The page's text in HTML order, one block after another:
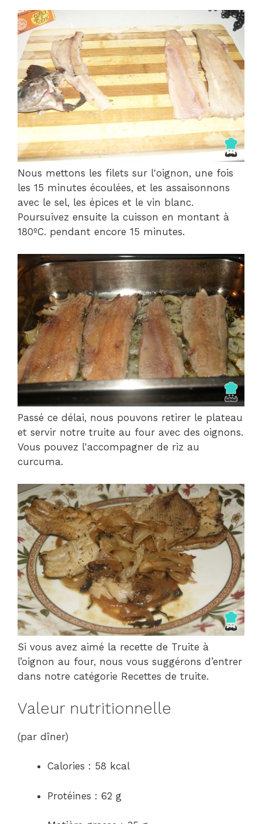
Nous mettons les filets sur l'oignon, une fois
les 15 minutes écoulées, et les assaisonnons
avec le sel, les épices et le vin blanc.
Poursuivez ensuite la cuisson en montant à
180ºC. pendant encore 15 minutes.
Passé ce délai, nous pouvons retirer le plateau
et servir notre truite au four avec des oignons.
Vous pouvez l'accompagner de riz au
curcuma.
Si vous avez aimé la recette de Truite à
l’oignon au four, nous vous suggérons d’entrer
dans notre catégorie Recettes de truite.
Valeur nutritionnelle
(par dîner)
Calories : 58 kcal
Protéines : 62 g